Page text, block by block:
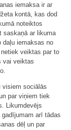
iemaksa ir ar
kontā, kas dod
noteiktos
saskaņā ar likuma
daļu iemaksas no
veiktas par to
vai veiktas
visiem sociālās
par viņiem tiek
Likumdevējs
arī tādas
dēļ un par